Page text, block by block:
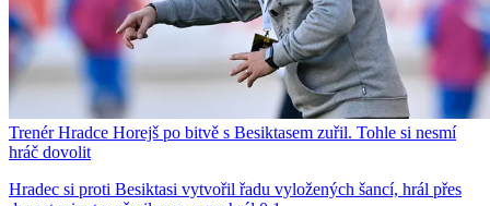
Trenér Hradce Horejš po bitvě s Besiktasem zuřil. Tohle si nesmí
hráč dovolit
Hradec si proti Besiktasi vytvořil řadu vyložených šancí, hrál přes